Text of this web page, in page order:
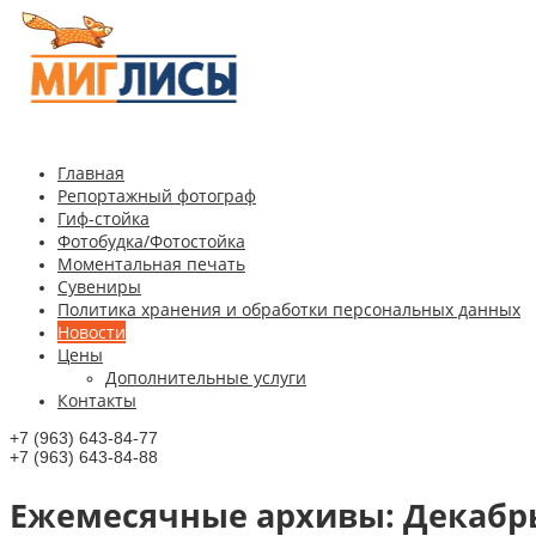
Главная
Репортажный фотограф
Гиф-стойка
Фотобудка/Фотостойка
Моментальная печать
Сувениры
Политика хранения и обработки персональных данных
Новости
Цены
Дополнительные услуги
Контакты
+7 (963) 643-84-77
+7 (963) 643-84-88
Ежемесячные aрхивы: